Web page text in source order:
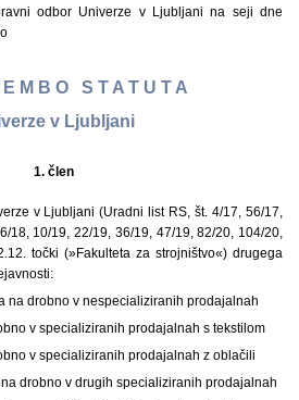
odbor Univerze v Ljubljani na seji dne
E M B O S T A T U T A
v Ljubljani
1. člen
v Ljubljani (Uradni list RS, št. 4/17, 56/17,
18, 10/19, 22/19, 36/19, 47/19, 82/20, 104/20,
točki (»Fakulteta za strojništvo«) drugega
na drobno v nespecializiranih prodajalnah
v specializiranih prodajalnah s tekstilom
v specializiranih prodajalnah z oblačili
drobno v drugih specializiranih prodajalnah